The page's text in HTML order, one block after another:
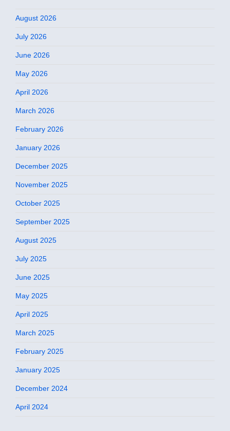
August 2026
July 2026
June 2026
May 2026
April 2026
March 2026
February 2026
January 2026
December 2025
November 2025
October 2025
September 2025
August 2025
July 2025
June 2025
May 2025
April 2025
March 2025
February 2025
January 2025
December 2024
April 2024